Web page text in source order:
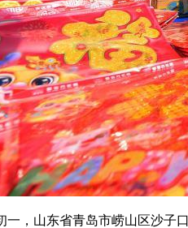
，山东省青岛市崂山区沙子